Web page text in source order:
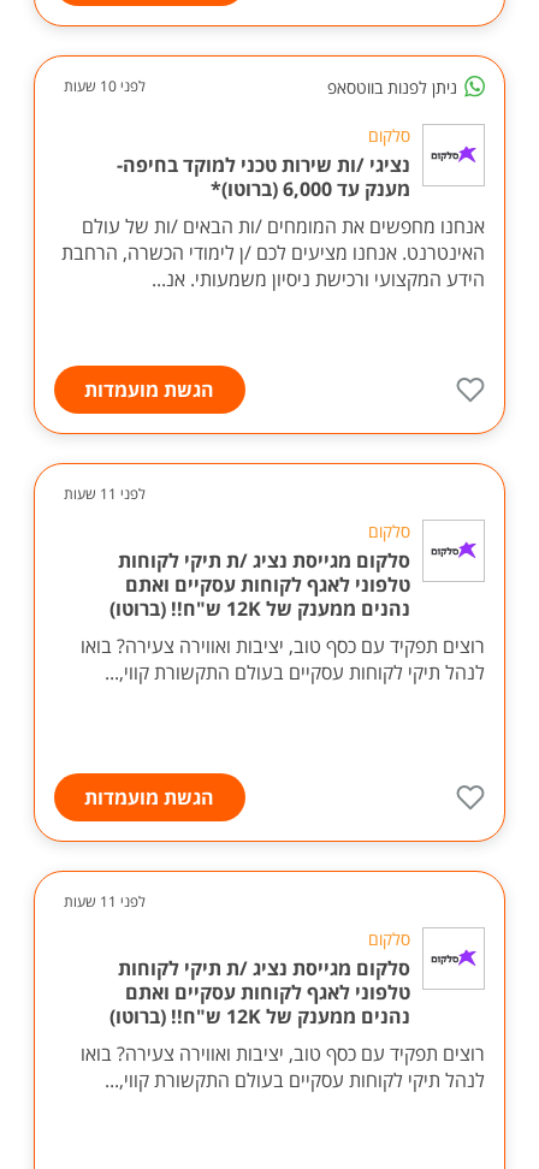
ניתן לפנות בווטסאפ לפני 10 שעות
סלקום
נציגי /ות שירות טכני למוקד בחיפה-
מענק עד 6,000 (ברוטו)*
אנחנו מחפשים את המומחים /ות הבאים /ות של עולם
האינטרנט. אנחנו מציעים לכם /ן לימודי הכשרה, הרחבת
הידע המקצועי ורכישת ניסיון משמעותי. אנ...
הגשת מועמדות
לפני 11 שעות
סלקום
סלקום מגייסת נציג /ת תיקי לקוחות
טלפוני לאגף לקוחות עסקיים ואתם
נהנים ממענק של 12K ש"ח!! (ברוטו)
רוצים תפקיד עם כסף טוב, יציבות ואווירה צעירה? בואו
לנהל תיקי לקוחות עסקיים בעולם התקשורת קווי,...
הגשת מועמדות
לפני 11 שעות
סלקום
סלקום מגייסת נציג /ת תיקי לקוחות
טלפוני לאגף לקוחות עסקיים ואתם
נהנים ממענק של 12K ש"ח!! (ברוטו)
רוצים תפקיד עם כסף טוב, יציבות ואווירה צעירה? בואו
לנהל תיקי לקוחות עסקיים בעולם התקשורת קווי,...